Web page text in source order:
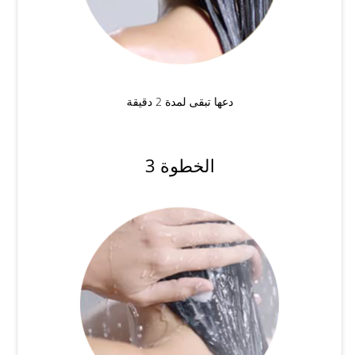
دعها تبقى لمدة 2 دقيقة
الخطوة 3